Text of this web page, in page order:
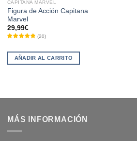
CAPITANA MARVEL
Figura de Acción Capitana
Marvel
29,99€
(20)
AÑADIR AL CARRITO
MÁS INFORMACIÓN